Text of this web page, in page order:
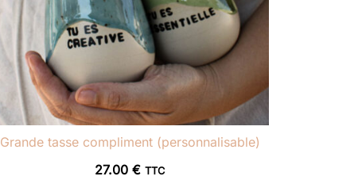
Grande tasse compliment (personnalisable)
27.00 € TTC